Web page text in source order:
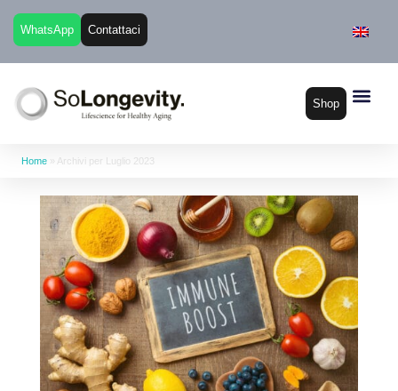
WhatsApp Contattaci
Shop
Home » Archivi per Luglio 2023